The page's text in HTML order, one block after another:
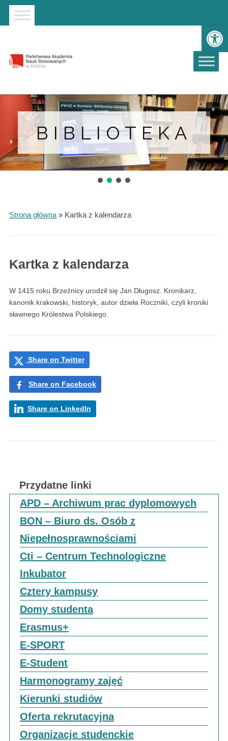
Strona główna
Przejdź do wyszukiwarki
Przejdź do menu głównego
BIBLIOTEKA
Strona główna» Kartka z kalendarza
Kartka z kalendarza
W 1415 roku Brzeźnicy urodził się Jan Długosz. Kronikarz,
kanonik krakowski, historyk, autor dzieła Roczniki, czyli kroniki
sławnego Królestwa Polskiego.
Share on Twitter
Share on Facebook
Share on LinkedIn
Przydatne linki
APD – Archiwum prac dyplomowych
BON – Biuro ds. Osób z
Niepełnosprawnościami
Cti – Centrum Technologiczne
Inkubator
Cztery kampusy
Domy studenta
Erasmus+
E-SPORT
E-Student
Harmonogramy zajęć
Kierunki studiów
Oferta rekrutacyjna
Organizacje studenckie